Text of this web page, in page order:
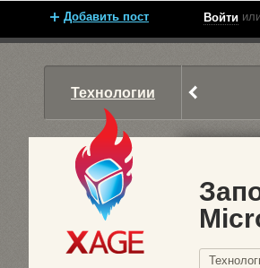
Добавить пост Войти
Технологии